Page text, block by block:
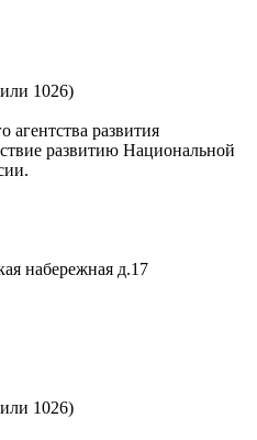
1026)
развития
развитию Национальной
набережная д.17
1026)